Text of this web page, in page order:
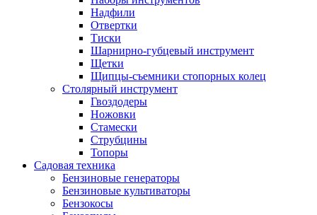
Надфили
Отвертки
Тиски
Шарнирно-губцевый инструмент
Щетки
Щипцы-съемники стопорных колец
Столярный инструмент
Гвоздодеры
Ножовки
Стамески
Струбцины
Топоры
Садовая техника
Бензиновые генераторы
Бензиновые культиваторы
Бензокосы